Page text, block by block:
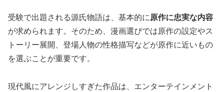
受験で出題される源氏物語は、基本的に原作に忠実な内容
が求められます。そのため、漫画選びでは原作の設定やス
トーリー展開、登場人物の性格描写などが原作に近いもの
を選ぶことが重要です。
現代風にアレンジしすぎた作品は、エンターテインメント